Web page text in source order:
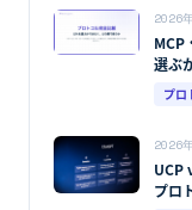
2026
MCP
選ぶ
新版】
プロ
2026
UCP
プロ